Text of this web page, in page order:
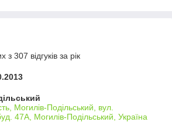
з 307 відгуків за рік
Могилів-Подільський, вул.
47А, Могилів-Подільський, Україна